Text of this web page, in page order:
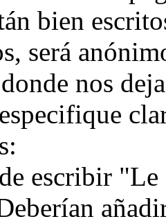
bien
será
nos
escribir